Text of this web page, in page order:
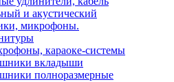
и акустический
микрофоны.
караоке-системы
вкладыши
полноразмерные